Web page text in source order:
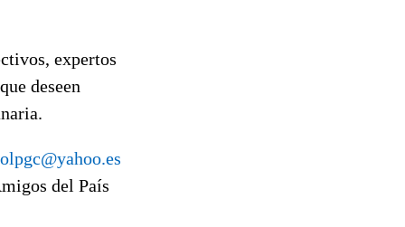
expertos
deseen
del País